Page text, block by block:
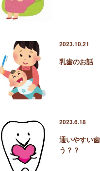
2023.10.21
乳歯のお話
2023.6.18
通いやすい
う？？